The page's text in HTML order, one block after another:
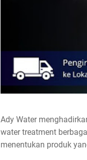
Ady Water
water treatment
menentukan produk